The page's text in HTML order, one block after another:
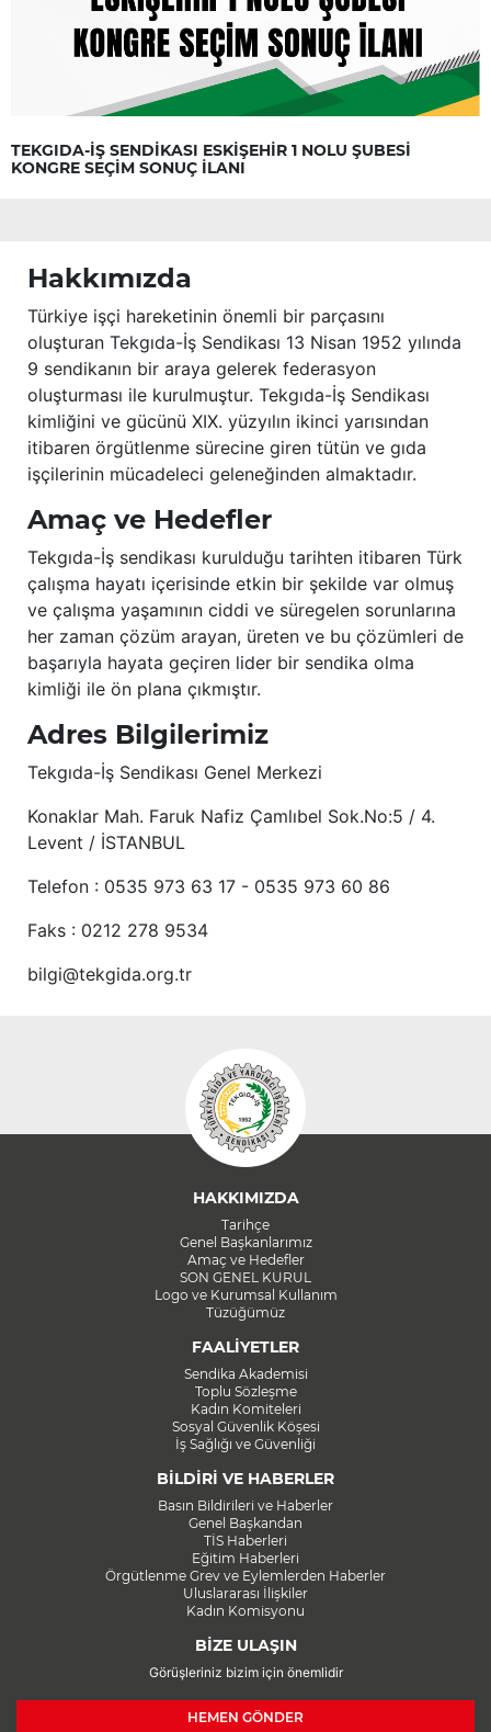
TEKGIDA-İŞ SENDİKASI ESKİŞEHİR 1 NOLU ŞUBESİ
KONGRE SEÇİM SONUÇ İLANI
Hakkımızda
Türkiye işçi hareketinin önemli bir parçasını
oluşturan Tekgıda-İş Sendikası 13 Nisan 1952 yılında
9 sendikanın bir araya gelerek federasyon
oluşturması ile kurulmuştur. Tekgıda-İş Sendikası
kimliğini ve gücünü XIX. yüzyılın ikinci yarısından
itibaren örgütlenme sürecine giren tütün ve gıda
işçilerinin mücadeleci geleneğinden almaktadır.
Amaç ve Hedefler
Tekgıda-İş sendikası kurulduğu tarihten itibaren Türk
çalışma hayatı içerisinde etkin bir şekilde var olmuş
ve çalışma yaşamının ciddi ve süregelen sorunlarına
her zaman çözüm arayan, üreten ve bu çözümleri de
başarıyla hayata geçiren lider bir sendika olma
kimliği ile ön plana çıkmıştır.
Adres Bilgilerimiz
Tekgıda-İş Sendikası Genel Merkezi
Konaklar Mah. Faruk Nafiz Çamlıbel Sok.No:5 / 4.
Levent / İSTANBUL
Telefon : 0535 973 63 17 - 0535 973 60 86
Faks : 0212 278 9534
bilgi@tekgida.org.tr
HAKKIMIZDA
Tarihçe
Genel Başkanlarımız
Amaç ve Hedefler
SON GENEL KURUL
Logo ve Kurumsal Kullanım
Tüzüğümüz
FAALİYETLER
Sendika Akademisi
Toplu Sözleşme
Kadın Komiteleri
Sosyal Güvenlik Köşesi
İş Sağlığı ve Güvenliği
BİLDİRİ VE HABERLER
Basın Bildirileri ve Haberler
Genel Başkandan
TİS Haberleri
Eğitim Haberleri
Örgütlenme Grev ve Eylemlerden Haberler
Uluslararası İlişkiler
Kadın Komisyonu
BİZE ULAŞIN
Görüşleriniz bizim için önemlidir
HEMEN GÖNDER